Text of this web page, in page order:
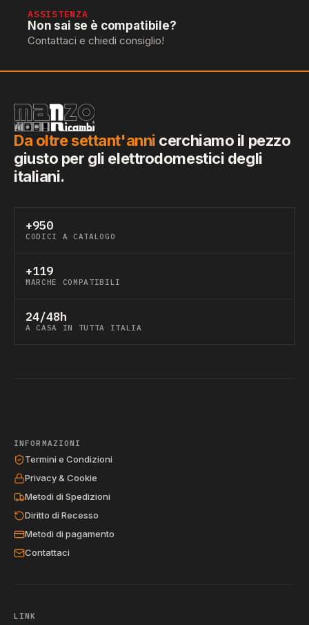
ASSISTENZA
Non sai se è compatibile?
Contattaci e chiedi consiglio!
Da oltre settant'anni cerchiamo il pezzo
giusto per gli elettrodomestici degli
italiani.
+950
CODICI A CATALOGO
+119
MARCHE COMPATIBILI
24/48h
A CASA IN TUTTA ITALIA
INFORMAZIONI
Termini e Condizioni
Privacy & Cookie
Metodi di Spedizioni
Diritto di Recesso
Metodi di pagamento
Contattaci
LINK